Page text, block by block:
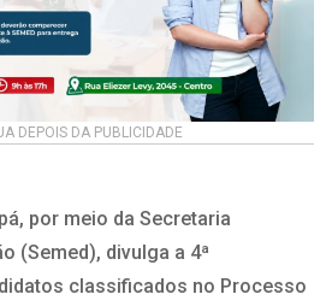
DEPOIS DA PUBLICIDADE
por meio da Secretaria
(Semed), divulga a 4ª
classificados no Processo